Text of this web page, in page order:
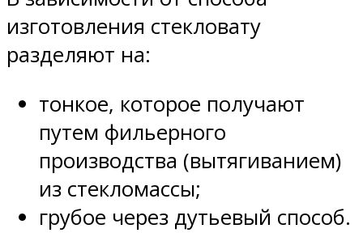
изготовления стекловату
разделяют на:
тонкое, которое получают
путем фильерного
производства (вытягиванием)
из стекломассы;
грубое через дутьевый способ.